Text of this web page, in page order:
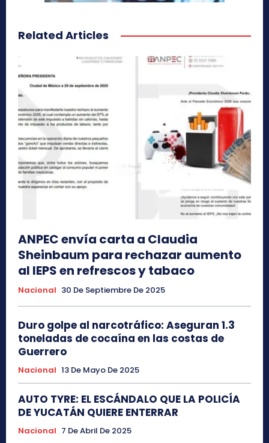
Related Articles
ANPEC envía carta a Claudia
Sheinbaum para rechazar aumento
al IEPS en refrescos y tabaco
Nacional 30 De Septiembre De 2025
Duro golpe al narcotráfico: Aseguran 1.3
toneladas de cocaína en las costas de
Guerrero
Nacional 13 De Mayo De 2025
AUTO TYRE: EL ESCÁNDALO QUE LA POLICÍA
DE YUCATÁN QUIERE ENTERRAR
Nacional 7 De Abril De 2025